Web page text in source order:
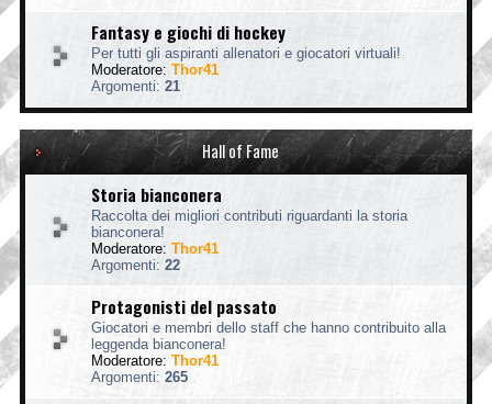
Fantasy e giochi di hockey
Per tutti gli aspiranti allenatori e giocatori virtuali!
Moderatore: Thor41
Argomenti: 21
Hall of Fame
Storia bianconera
Raccolta dei migliori contributi riguardanti la storia
bianconera!
Moderatore: Thor41
Argomenti: 22
Protagonisti del passato
Giocatori e membri dello staff che hanno contribuito alla
leggenda bianconera!
Moderatore: Thor41
Argomenti: 265